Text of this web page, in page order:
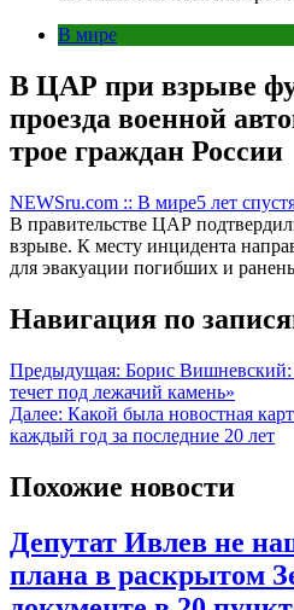
В мире
В ЦАР при взрыве
проезда военной
трое граждан России
NEWSru.com :: В мире5 лет
В правительстве ЦАР
взрыве. К месту инцидента
для эвакуации погибших и
Навигация по
Предыдущая: Борис Вишневский:
течет под лежачий камень»
Далее: Какой была новостная
каждый год за последние 20 лет
Похожие новости
Депутат Ивлев не
плана в раскрытом